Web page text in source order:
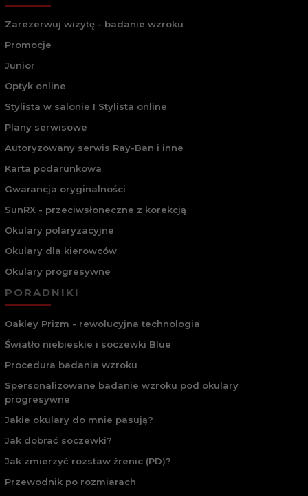
Zarezerwuj wizytę - badanie wzroku
Promocje
Junior
Optyk online
Stylista w salonie I Stylista online
Plany serwisowe
Autoryzowany serwis Ray-Ban i inne
Karta podarunkowa
Gwarancja oryginalności
SunRX - przeciwsłoneczne z korekcją
Okulary polaryzacyjne
Okulary dla kierowców
Okulary progresywne
PORADNIKI
Oakley Prizm - rewolucyjna technologia
Światło niebieskie i soczewki Blue
Procedura badania wzroku
Spersonalizowane badanie wzroku pod okulary
progresywne
Jakie okulary do mnie pasują?
Jak dobrać soczewki?
Jak zmierzyć rozstaw źrenic (PD)?
Przewodnik po rozmiarach